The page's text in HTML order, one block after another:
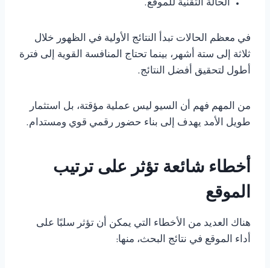
الحالة التقنية للموقع.
في معظم الحالات تبدأ النتائج الأولية في الظهور خلال
ثلاثة إلى ستة أشهر، بينما تحتاج المنافسة القوية إلى فترة
أطول لتحقيق أفضل النتائج.
من المهم فهم أن السيو ليس عملية مؤقتة، بل استثمار
طويل الأمد يهدف إلى بناء حضور رقمي قوي ومستدام.
أخطاء شائعة تؤثر على ترتيب
الموقع
هناك العديد من الأخطاء التي يمكن أن تؤثر سلبًا على
أداء الموقع في نتائج البحث، منها: